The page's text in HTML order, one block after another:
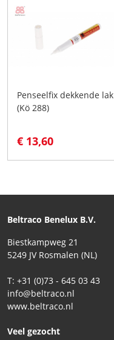
Penseelfix dekkende lak
(Kö 288)
€ 13,60
Beltraco Benelux B.V.
Biestkampweg 21
5249 JV Rosmalen (NL)
T: +31 (0)73 - 645 03 43
info@beltraco.nl
www.beltraco.nl
Veel gezocht